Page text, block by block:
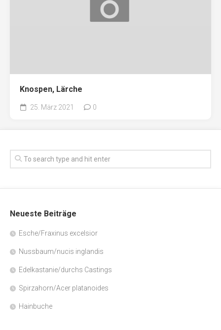
Knospen, Lärche
25. März 2021 0
Neueste Beiträge
Esche/Fraxinus excelsior
Nussbaum/nucis inglandis
Edelkastanie/durchs Castings
Spirzahorn/Acer platanoides
Hainbuche